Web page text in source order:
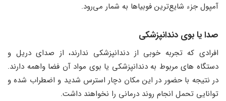
آمپول جزء شایع‌ترین فوبیاها به شمار می‌رود.
صدا یا بوی دندانپزشکی
افرادی که تجربه خوبی از دندانپزشکی ندارند، از صدای دریل و
دستگاه ‌های مربوط به دندانپزشکی یا بوی مواد آن فضا واهمه دارند.
در نتیجه با حضور در این مکان دچار استرس شدید و اضطراب شده و
توانایی تحمل انجام روند درمانی را نخواهند داشت.